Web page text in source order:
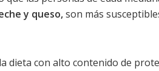
y queso,son más
dieta con alto contenido de